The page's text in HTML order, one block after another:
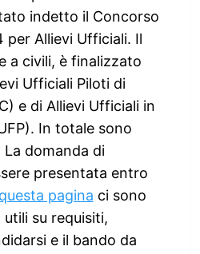
indetto il Concorso
per Allievi Ufficiali. Il
a civili, è finalizzato
Ufficiali Piloti di
e di Allievi Ufficiali in
In totale sono
domanda di
presentata entro
questa pagina ci sono
su requisiti,
e il bando da